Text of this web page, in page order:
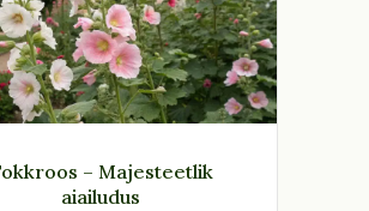
– Majesteetlik
aiailudus